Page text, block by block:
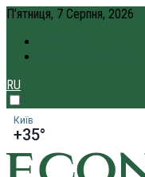
П’ятниця, 7 Серпня, 2026
RU
Київ
+35°